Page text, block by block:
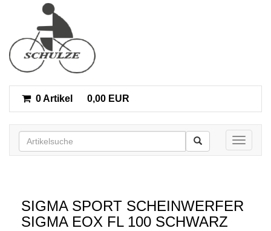
0 Artikel 0,00 EUR
Toggle
SIGMA SPORT SCHEINWERFER
SIGMA EOX FL 100 SCHWARZ